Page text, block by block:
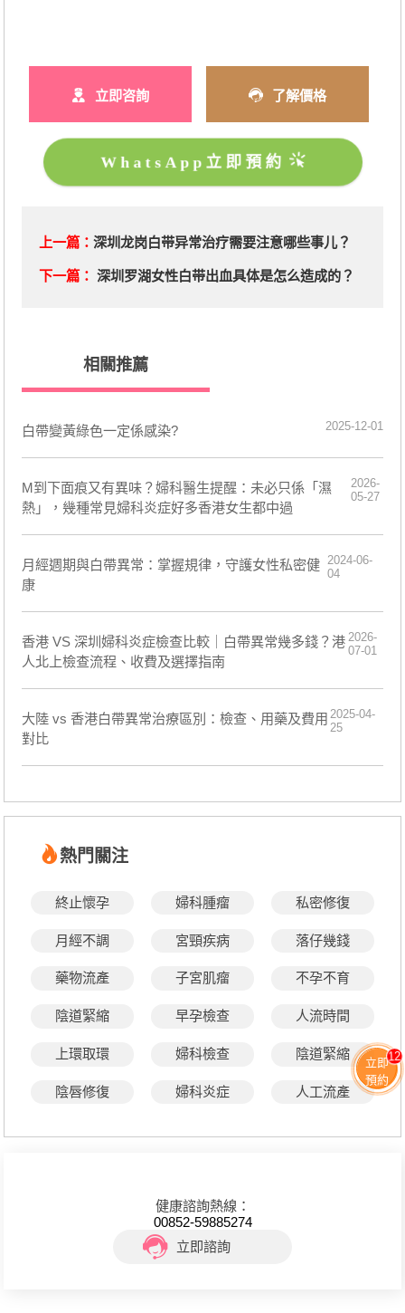
立即咨詢 了解價格
WhatsApp立即預約
上一篇： 深圳龙岗白带异常治疗需要注意哪些事儿？
下一篇： 深圳罗湖女性白带出血具体是怎么造成的？
相關推薦
白帶變黃綠色一定係感染? 2025-12-01
M到下面痕又有異味？婦科醫生提醒：未必只係「濕
熱」，幾種常見婦科炎症好多香港女生都中過
2026-
05-27
​月經週期與白帶異常：掌握規律，守護女性私密健
康
2024-06-
04
香港 VS 深圳婦科炎症檢查比較｜白帶異常幾多錢？港
人北上檢查流程、收費及選擇指南
2026-
07-01
大陸 vs 香港白帶異常治療區別：檢查、用藥及費用
對比
2025-04-
25
熱門關注
終止懷孕 婦科腫瘤 私密修復
月經不調 宮頸疾病 落仔幾錢
藥物流產 子宮肌瘤 不孕不育
陰道緊縮 早孕檢查 人流時間
上環取環 婦科檢查 陰道緊縮
陰唇修復 婦科炎症 人工流產
健康諮詢熱線：
00852-59885274
立即諮詢
立即
預約
12